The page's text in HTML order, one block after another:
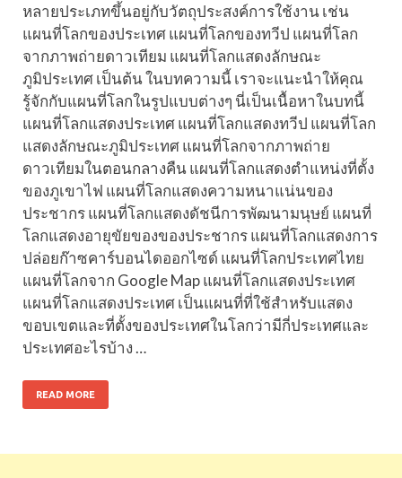
หลายประเภทขึ้นอยู่กับวัตถุประสงค์การใช้งาน เช่น
แผนที่โลกของประเทศ แผนที่โลกของทวีป แผนที่โลก
จากภาพถ่ายดาวเทียม แผนที่โลกแสดงลักษณะ
ภูมิประเทศ เป็นต้น ในบทความนี้ เราจะแนะนำให้คุณ
รู้จักกับแผนที่โลกในรูปแบบต่างๆ นี่เป็นเนื้อหาในบทนี้
แผนที่โลกแสดงประเทศ แผนที่โลกแสดงทวีป แผนที่โลก
แสดงลักษณะภูมิประเทศ แผนที่โลกจากภาพถ่าย
ดาวเทียมในตอนกลางคืน แผนที่โลกแสดงตำแหน่งที่ตั้ง
ของภูเขาไฟ แผนที่โลกแสดงความหนาแน่นของ
ประชากร แผนที่โลกแสดงดัชนีการพัฒนามนุษย์ แผนที่
โลกแสดงอายุขัยของของประชากร แผนที่โลกแสดงการ
ปล่อยก๊าซคาร์บอนไดออกไซด์ แผนที่โลกประเทศไทย
แผนที่โลกจาก Google Map แผนที่โลกแสดงประเทศ
แผนที่โลกแสดงประเทศ เป็นแผนที่ที่ใช้สำหรับแสดง
ขอบเขตและที่ตั้งของประเทศในโลกว่ามีกี่ประเทศและ
ประเทศอะไรบ้าง …
READ MORE